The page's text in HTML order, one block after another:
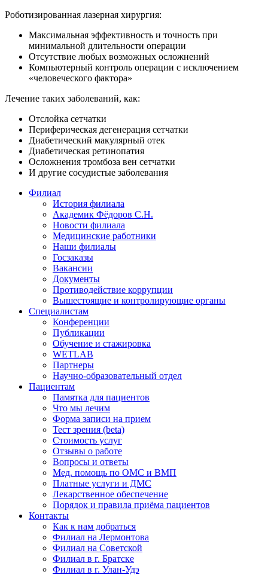
Роботизированная лазерная хирургия:
Максимальная эффективность и точность при
минимальной длительности операции
Отсутствие любых возможных осложнений
Компьютерный контроль операции с исключением
«человеческого фактора»
Лечение таких заболеваний, как:
Отслойка сетчатки
Периферическая дегенерация сетчатки
Диабетический макулярный отек
Диабетическая ретинопатия
Осложнения тромбоза вен сетчатки
И другие сосудистые заболевания
Филиал
История филиала
Академик Фёдоров С.Н.
Новости филиала
Медицинские работники
Наши филиалы
Госзаказы
Вакансии
Документы
Противодействие коррупции
Вышестоящие и контролирующие органы
Специалистам
Конференции
Публикации
Обучение и стажировка
WETLAB
Партнеры
Научно-образовательный отдел
Пациентам
Памятка для пациентов
Что мы лечим
Форма записи на прием
Тест зрения (beta)
Стоимость услуг
Отзывы о работе
Вопросы и ответы
Мед. помощь по ОМС и ВМП
Платные услуги и ДМС
Лекарственное обеспечение
Порядок и правила приёма пациентов
Контакты
Как к нам добраться
Филиал на Лермонтова
Филиал на Советской
Филиал в г. Братске
Филиал в г. Улан-Удэ